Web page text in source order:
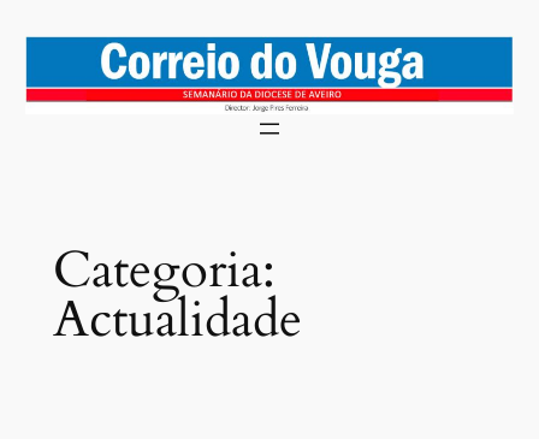
Categoria:
Actualidade